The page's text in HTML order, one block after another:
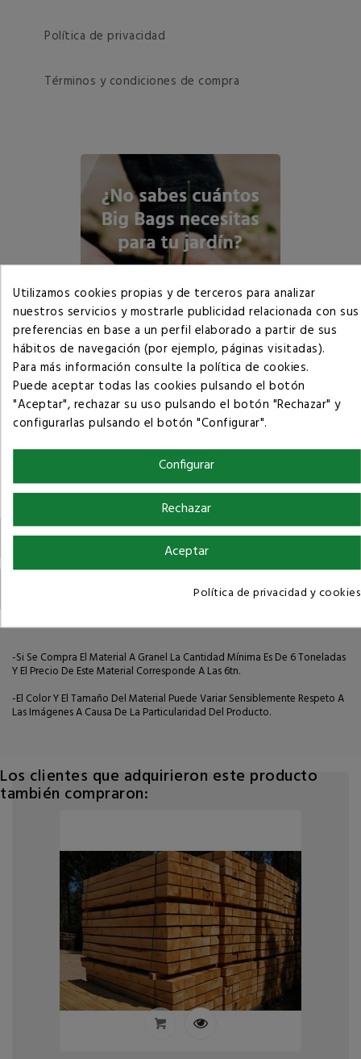
Política de privacidad
Términos y condiciones de compra
Descripción
-Si Se Compra El Material A Granel La Cantidad Mínima Es De 6 Toneladas
Y El Precio De Este Material Corresponde A Las 6tn.
-El Color Y El Tamaño Del Material Puede Variar Sensiblemente Respeto A
Las Imágenes A Causa De La Particularidad Del Producto.
Los clientes que adquirieron este producto
también compraron:
Utilizamos cookies propias y de terceros para analizar
nuestros servicios y mostrarle publicidad relacionada con sus
preferencias en base a un perfil elaborado a partir de sus
hábitos de navegación (por ejemplo, páginas visitadas).
Para más información consulte la política de cookies.
Puede aceptar todas las cookies pulsando el botón
"Aceptar", rechazar su uso pulsando el botón "Rechazar" y
configurarlas pulsando el botón "Configurar".
Configurar
Rechazar
Aceptar
Política de privacidad y cookies